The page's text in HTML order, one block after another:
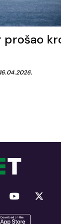
prošao
16.04.2026.